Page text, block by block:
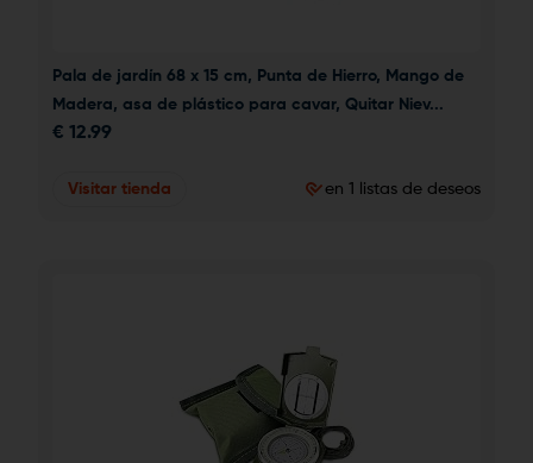
Pala de jardín 68 x 15 cm, Punta de Hierro, Mango de
Madera, asa de plástico para cavar, Quitar Niev...
€ 12.99
Visitar tienda en 1 listas de deseos